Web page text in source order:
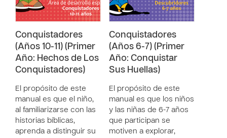
Conquistadores
(Años 10-11) (Primer
Año: Hechos de Los
Conquistadores)
El propósito de este
manual es que el niño,
al familiarizarse con las
historias bíblicas,
aprenda a distinguir su
Conquistadores
(Años 6-7) (Primer
Año: Conquistar
Sus Huellas)
El propósito de este
manual es que los niños
y las niñas de 6-7 años
que participan se
motiven a explorar,